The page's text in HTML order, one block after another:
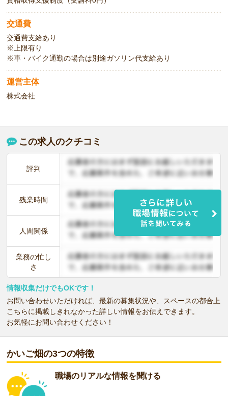
交通費
交通費支給あり
※上限有り
※車・バイク通勤の場合は別途ガソリン代支給あり
運営主体
株式会社
この求人のクチコミ
評判
残業時間
人間関係
業務の忙し
さ
情報収集だけでもOKです！
お問い合わせいただければ、最新の募集状況や、スペースの都合上
こちらに掲載しきれなかった詳しい情報をお伝えできます。
お気軽にお問い合わせください！
かいご畑の3つの特徴
職場のリアルな情報を聞ける